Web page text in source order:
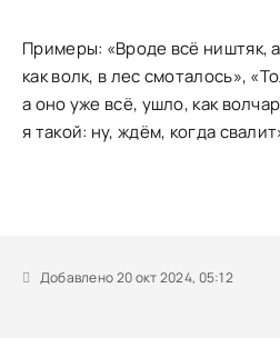
Примеры: «Вроде всё ништяк,
как волк, в лес смоталось»,
а оно уже всё, ушло, как
я такой: ну, ждём, когда
Добавлено 20 окт 2024, 05:12